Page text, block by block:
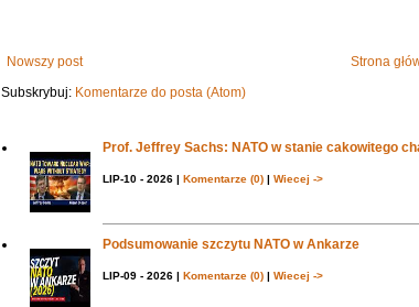
Nowszy post
Strona
Subskrybuj: Komentarze do posta (Atom)
Prof. Jeffrey Sachs: NATO w stanie cakowitego
LIP-10 - 2026 | Komentarze (0)| Wiecej ->
Podsumowanie szczytu NATO w Ankarze
LIP-09 - 2026 | Komentarze (0)| Wiecej ->